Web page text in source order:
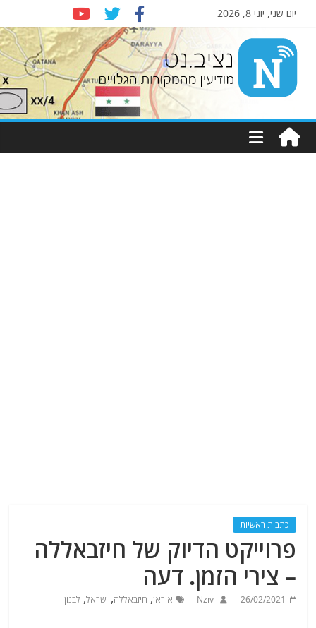
יום שני, יוני 8, 2026
Nziv.net
מודיעין
מהמקורות
כתבות ראשיות
פרוייקט הדיוק של חיזבאללה
– צירי הזמן. דעה
26/02/2021
Nziv איראן, חיזבאללה, ישראל, לבנון